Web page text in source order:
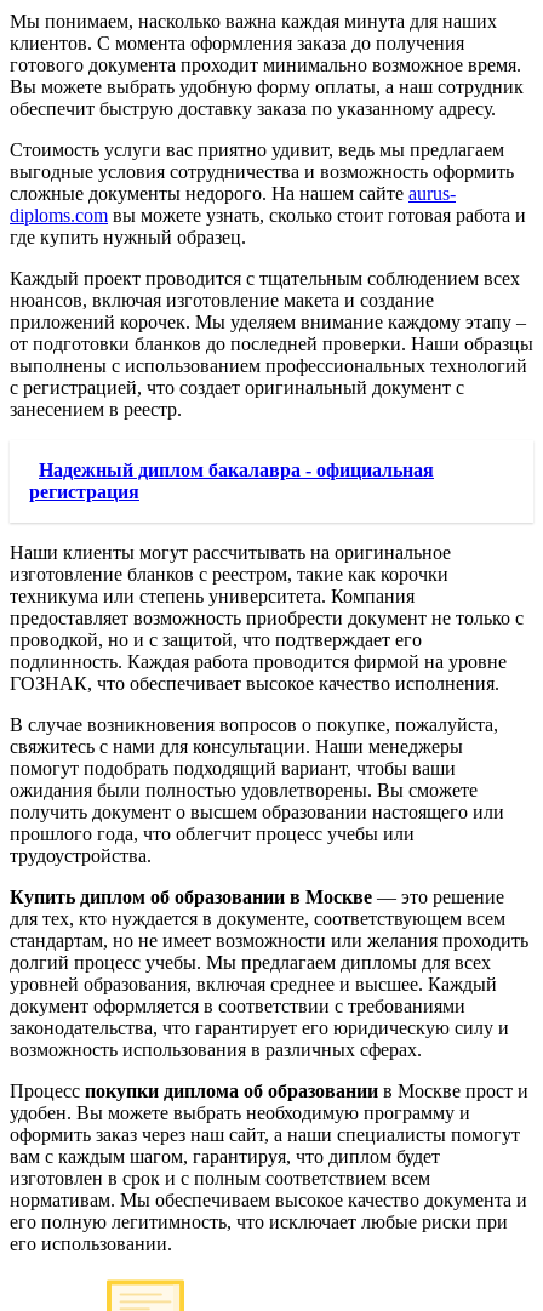
Мы понимаем, насколько важна каждая минута для наших
клиентов. С момента оформления заказа до получения
готового документа проходит минимально возможное время.
Вы можете выбрать удобную форму оплаты, а наш сотрудник
обеспечит быструю доставку заказа по указанному адресу.
Стоимость услуги вас приятно удивит, ведь мы предлагаем
выгодные условия сотрудничества и возможность оформить
сложные документы недорого. На нашем сайте aurus-
diploms.com вы можете узнать, сколько стоит готовая работа и
где купить нужный образец.
Каждый проект проводится с тщательным соблюдением всех
нюансов, включая изготовление макета и создание
приложений корочек. Мы уделяем внимание каждому этапу –
от подготовки бланков до последней проверки. Наши образцы
выполнены с использованием профессиональных технологий
с регистрацией, что создает оригинальный документ с
занесением в реестр.
Надежный диплом бакалавра - официальная
регистрация
Наши клиенты могут рассчитывать на оригинальное
изготовление бланков с реестром, такие как корочки
техникума или степень университета. Компания
предоставляет возможность приобрести документ не только с
проводкой, но и с защитой, что подтверждает его
подлинность. Каждая работа проводится фирмой на уровне
ГОЗНАК, что обеспечивает высокое качество исполнения.
В случае возникновения вопросов о покупке, пожалуйста,
свяжитесь с нами для консультации. Наши менеджеры
помогут подобрать подходящий вариант, чтобы ваши
ожидания были полностью удовлетворены. Вы сможете
получить документ о высшем образовании настоящего или
прошлого года, что облегчит процесс учебы или
трудоустройства.
Купить диплом об образовании в Москве — это решение
для тех, кто нуждается в документе, соответствующем всем
стандартам, но не имеет возможности или желания проходить
долгий процесс учебы. Мы предлагаем дипломы для всех
уровней образования, включая среднее и высшее. Каждый
документ оформляется в соответствии с требованиями
законодательства, что гарантирует его юридическую силу и
возможность использования в различных сферах.
Процесс покупки диплома об образовании в Москве прост и
удобен. Вы можете выбрать необходимую программу и
оформить заказ через наш сайт, а наши специалисты помогут
вам с каждым шагом, гарантируя, что диплом будет
изготовлен в срок и с полным соответствием всем
нормативам. Мы обеспечиваем высокое качество документа и
его полную легитимность, что исключает любые риски при
его использовании.